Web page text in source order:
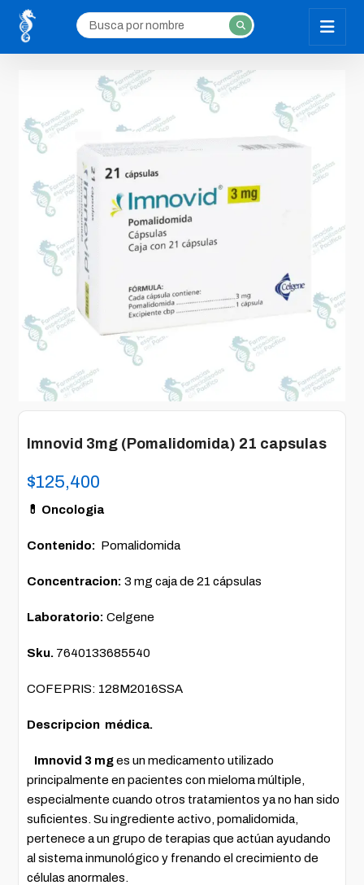
Imnovid 3mg (Pomalidomida) 21 capsulas
$125,400
💊 Oncologia
Contenido: Pomalidomida
Concentracion:3 mg caja de 21 cápsulas
Laboratorio:Celgene
Sku. 7640133685540
COFEPRIS: 128M2016SSA
Descripcion médica.
Imnovid 3 mges un medicamento utilizado
principalmente en pacientes con mieloma múltiple,
especialmente cuando otros tratamientos ya no han sido
suficientes. Su ingrediente activo, pomalidomida,
pertenece a un grupo de terapias que actúan ayudando
al sistema inmunológico y frenando el crecimiento de
células anormales.